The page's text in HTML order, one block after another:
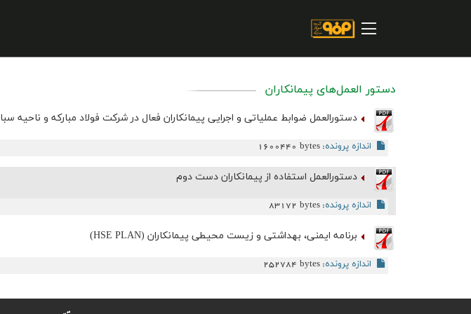
درباره شرکت
خرید و تامین کنندگان
فروش و مشتریان
مسئولیت های اجتماعی
پروژه های سرمایه گذاری
پایداری
دستور العمل‌های پیمانکاران
دستورالعمل ضوابط عملیاتی و اجرایی پیمانکاران فعال در شرکت فولاد مبارکه و ناحیه سبا
اندازه پرونده:
1600440 bytes
دستورالعمل استفاده از پيمانکاران دست دوم
اندازه پرونده:
83172 bytes
برنامه ایمنی، بهداشتی و زیست محیطی پیمانکاران (HSE PLAN)
اندازه پرونده:
252784 bytes